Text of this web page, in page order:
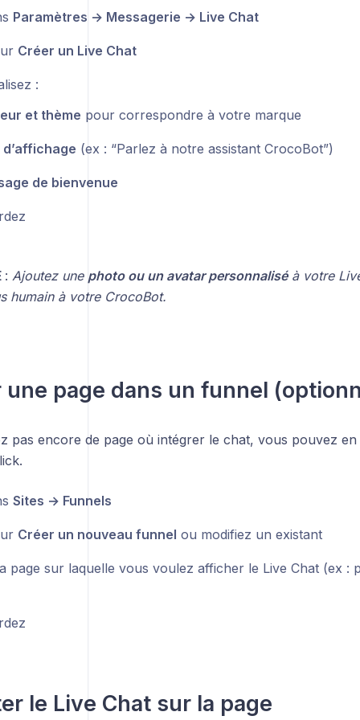
Paramètres → Messagerie → Live Chat
Créer un Live Chat
:
et thème pour correspondre à votre marque
d’affichage (ex : “Parlez à notre assistant CrocoBot”)
de bienvenue
: Ajoutez une photo ou un avatar personnaliséà votre
humain à votre CrocoBot.
une page dans un funnel
pas encore de page où intégrer le chat, vous pouvez
Sites → Funnels
Créer un nouveau funnel ou modifiez un existant
page sur laquelle vous voulez afficher le Live Chat (ex :
le Live Chat sur la page